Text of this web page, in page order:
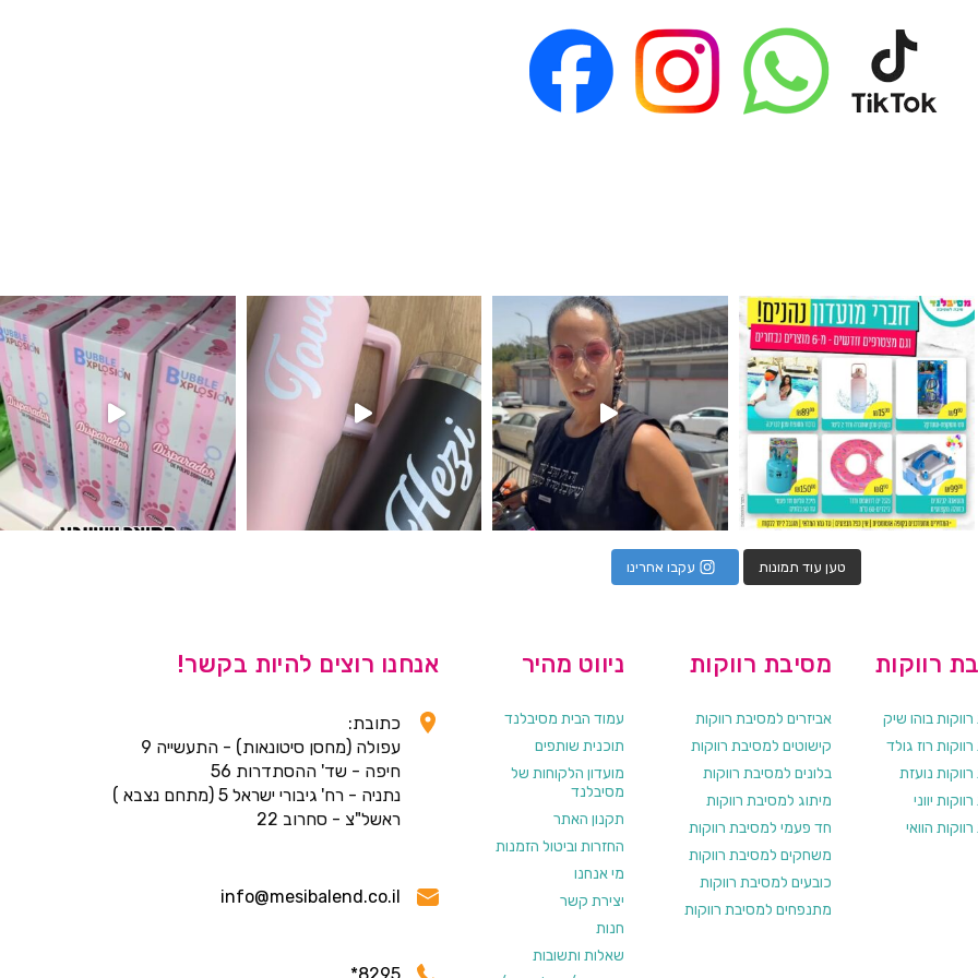
מין העובר רק במסיבלנד !! קיים
כוס נירוסטה ענקית שכול אחד צריך! קיימת באתר ובסניהמוצר הכי מבוקש שלנו מטף לגילוי מין העובר חזר למלא
טען עוד תמונות עקבו אחרינו
אנחנו רוצים להיות בקשר!
כתובת:
עפולה (מחסן סיטונאות) - התעשייה 9
חיפה - שד' ההסתדרות 56
נתניה - רח' גיבורי ישראל 5 (מתחם נצבא )
ראשל"צ - סחרוב 22
info@mesibalend.co.il
ניווט מהיר
עמוד הבית מסיבלנד
תוכנית שותפים
מועדון הלקוחות של
מסיבלנד
תקנון האתר
החזרות וביטול הזמנות
מי אנחנו
יצירת קשר
חנות
שאלות ותשובות
מסיבת רווקות
אביזרים למסיבת רווקות
קישוטים למסיבת רווקות
בלונים למסיבת רווקות
מיתוג למסיבת רווקות
חד פעמי למסיבת רווקות
משחקים למסיבת רווקות
כובעים למסיבת רווקות
מתנפחים למסיבת רווקות
רווקות
בוהו שיק
רוז גולד
נועזת
יווני
הוואי